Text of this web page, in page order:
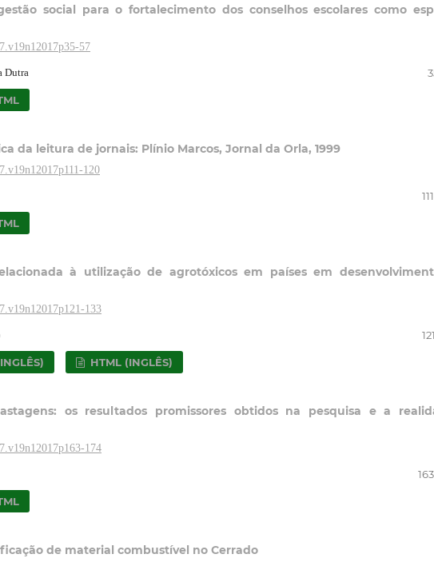
social para o fortalecimento dos conselhos escolares como
57
Dutra
da leitura de jornais: Plínio Marcos, Jornal da Orla, 1999
120
à utilização de agrotóxicos em países em
133
HTML (INGLÊS)
os resultados promissores obtidos na pesquisa e a
174
de material combustível no Cerrado